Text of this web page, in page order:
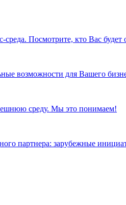
среда. Посмотрите, кто Вас будет
возможности для Вашего
среду. Мы это понимаем!
партнера: зарубежные